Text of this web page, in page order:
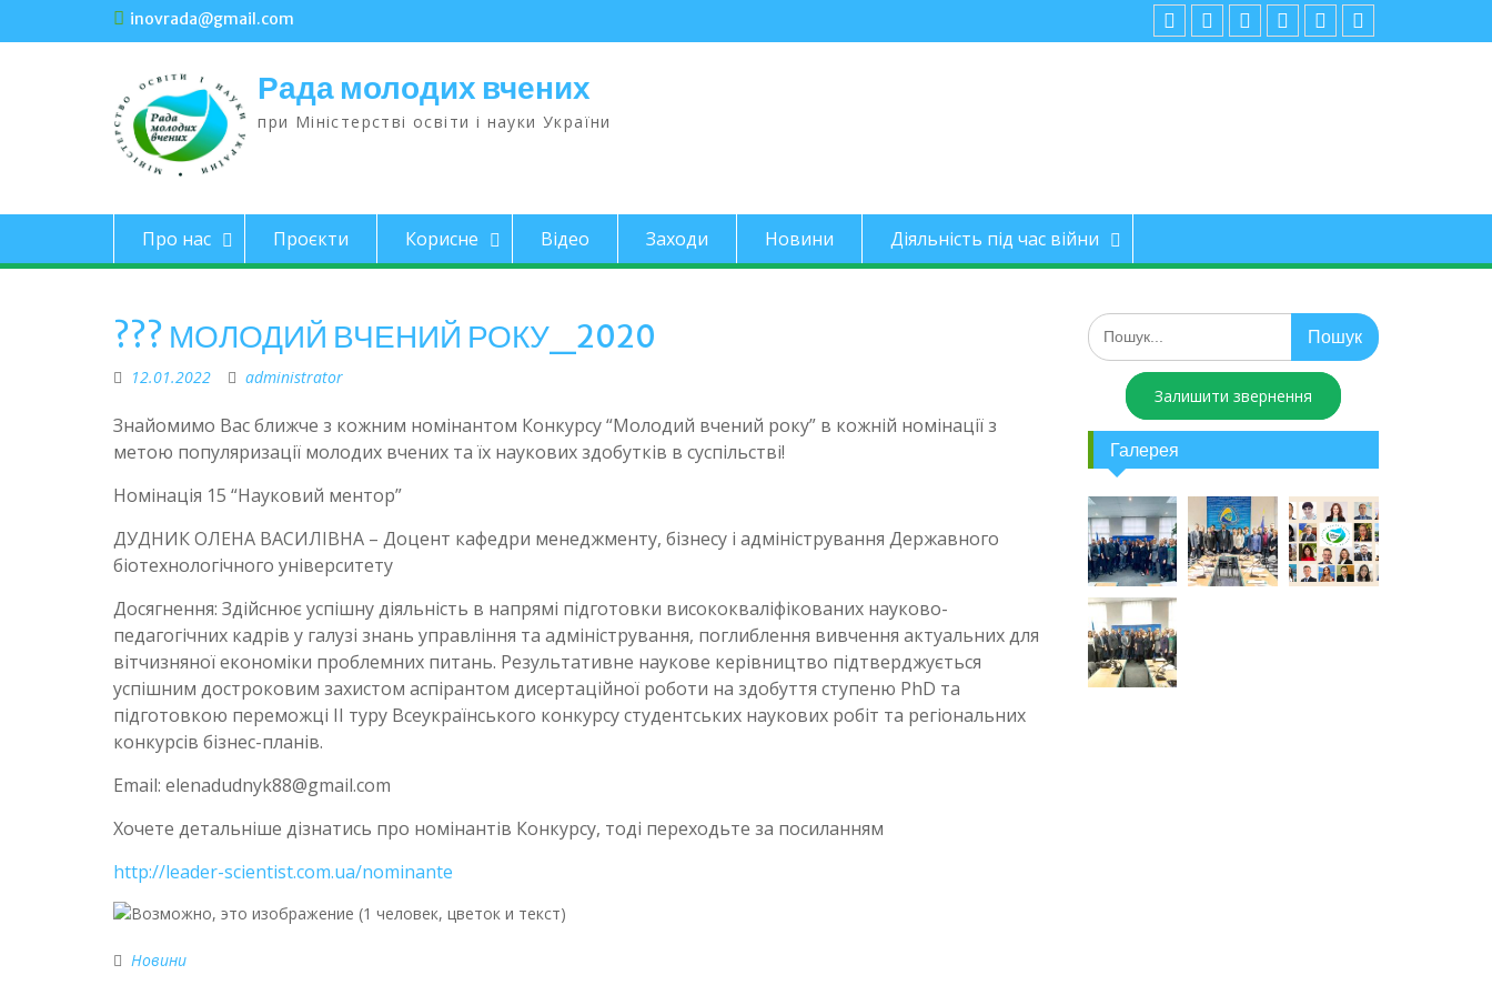
inovrada@gmail.com
Рада молодих вчених
при Міністерстві освіти і науки України
Про нас Проєкти Корисне Відео Заходи Новини Діяльність під час війни
??? МОЛОДИЙ ВЧЕНИЙ РОКУ_2020
12.01.2022 administrator
Знайомимо Вас ближче з кожним номінантом Конкурсу “Молодий вчений року” в кожній номінації з
метою популяризації молодих вчених та їх наукових здобутків в суспільстві!
Номінація 15 “Науковий ментор”
ДУДНИК ОЛЕНА ВАСИЛІВНА – Доцент кафедри менеджменту, бізнесу і адміністрування Державного
біотехнологічного університету
Досягнення: Здійснює успішну діяльність в напрямі підготовки висококваліфікованих науково-
педагогічних кадрів у галузі знань управління та адміністрування, поглиблення вивчення актуальних для
вітчизняної економіки проблемних питань. Результативне наукове керівництво підтверджується
успішним достроковим захистом аспірантом дисертаційної роботи на здобуття ступеню PhD та
підготовкою переможці ІІ туру Всеукраїнського конкурсу студентських наукових робіт та регіональних
конкурсів бізнес-планів.
Email: elenadudnyk88@gmail.com
Хочете детальніше дізнатись про номінантів Конкурсу, тоді переходьте за посиланням
http://leader-scientist.com.ua/nominante
Новини
Залишити звернення
Галерея